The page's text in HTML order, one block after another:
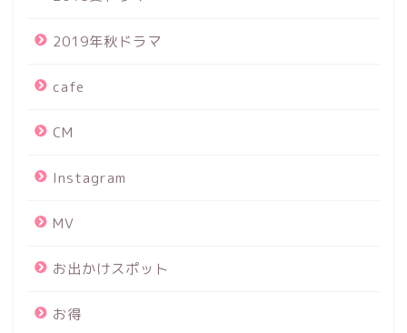
2019年秋ドラマ
cafe
CM
Instagram
MV
お出かけスポット
お得